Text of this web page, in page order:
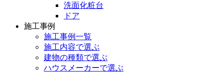
洗面化粧台
ドア
施工事例
施工事例一覧
施工内容で選ぶ
建物の種類で選ぶ
ハウスメーカーで選ぶ